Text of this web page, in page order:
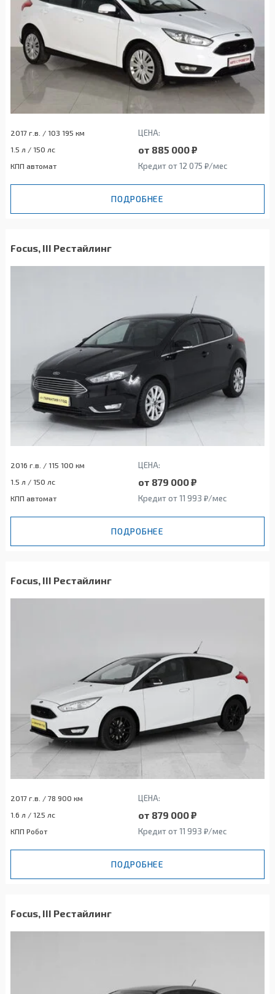
2017 г.в. / 103 195 км ЦЕНА:
1.5 л / 150 лс от 885 000 ₽
КПП автомат Кредит от 12 075 ₽/мес
ПОДРОБНЕЕ
Focus, III Рестайлинг
2016 г.в. / 115 100 км ЦЕНА:
1.5 л / 150 лс от 879 000 ₽
КПП автомат Кредит от 11 993 ₽/мес
ПОДРОБНЕЕ
Focus, III Рестайлинг
2017 г.в. / 78 900 км ЦЕНА:
1.6 л / 125 лс от 879 000 ₽
КПП Робот Кредит от 11 993 ₽/мес
ПОДРОБНЕЕ
Focus, III Рестайлинг